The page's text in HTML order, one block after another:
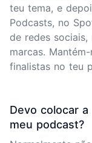
teu tema, e
Podcasts, no
de redes
marcas.
finalistas no teu
Devo colocar
meu podcast?